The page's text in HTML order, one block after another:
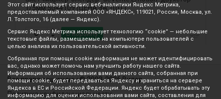
1/5мм 5044109 (ЦЕНА ЗА 1ШТ)
В корзину
Все права защищены © 2003-2026 Вилор
Политика конфиденциальности
Этот сайт использует сервис веб-аналитики Яндекс Метрика,
предоставляемый компанией ООО «ЯНДЕКС», 119021, Россия, Москва, ул.
Л. Толстого, 16 (далее — Яндекс).
Сервис Яндекс Метрика использует технологию “cookie” — небольшие
текстовые файлы, размещаемые на компьютере пользователей с
целью анализа их пользовательской активности.
Собранная при помощи cookie информация не может идентифицировать
вас, однако может помочь нам улучшить работу нашего сайта.
Информация об использовании вами данного сайта, собранная при
помощи cookie, будет передаваться Яндексу и храниться на сервере
Яндекса в ЕС и Российской Федерации. Яндекс будет обрабатывать эту
информацию для оценки использования вами сайта, составления для